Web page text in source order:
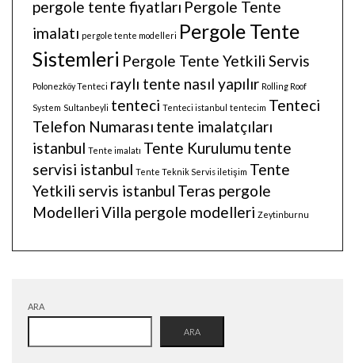
pergole tente fiyatları Pergole Tente
imalatı pergole tente modelleri Pergole Tente
Sistemleri Pergole Tente Yetkili Servis
Polonezköy Tenteci raylı tente nasıl yapılır Rolling Roof
System Sultanbeyli tenteci Tenteci istanbul tentecim Tenteci
Telefon Numarası tente imalatçıları
istanbul Tente imalatı Tente Kurulumu tente
servisi istanbul Tente Teknik Servis iletişim Tente
Yetkili servis istanbul Teras pergole
ModelleriVilla pergole modelleri Zeytinburnu
ARA
ARA